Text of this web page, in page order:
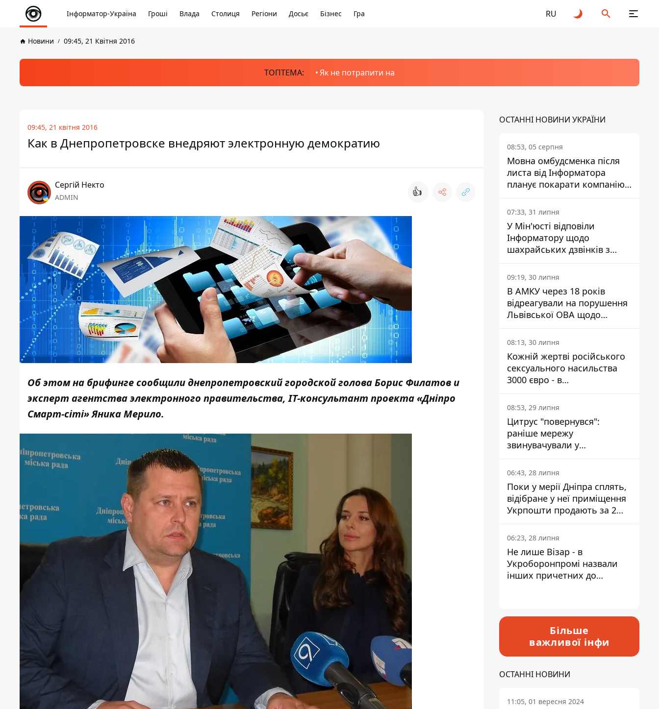
Інформатор-Україна Гроші Влада Столиця Регіони Досьє Бізнес Гра RU
Новини 09:45, 21 Квітня 2016
ТОПТЕМА: Як не потрапити на
09:45, 21 квітня 2016
Как в Днепропетровске внедряют электронную демократию
Сергій Некто
ADMIN 👍
Об этом на брифинге сообщили днепропетровский городской голова Борис Филатов и
эксперт агентства электронного правительства, IT-консультант проекта «Дніпро
Смарт-сіті» Яника Мерило.
ОСТАННІ НОВИНИ УКРАЇНИ
08:53, 05 серпня
Мовна омбудсменка після
листа від Інформатора
планує покарати компанію-
підрядника ПриватБанку
07:33, 31 липня
У Мін'юсті відповіли
Інформатору щодо
шахрайських дзвінків з
камери Сумського СІЗО так,
що ніхто нічого не зрозумів
09:19, 30 липня
В АМКУ через 18 років
відреагували на порушення
Львівської ОВА щодо
харчування у закладах
освіти
08:13, 30 липня
Кожній жертві російського
сексуального насильства
3000 євро - в
Мінсоцполітики пояснили
Інформатору, звідки на це
гроші
08:53, 29 липня
Цитрус "повернувся":
раніше мережу
звинувачували у
контрабанді техніки та
ухиленні від сплати
податків
06:43, 28 липня
Поки у мерії Дніпра сплять,
відібране у неї приміщення
Укрпошти продають за 2
мільйони
06:23, 28 липня
Не лише Візар - в
Укроборонпромі назвали
інших причетних до
Більше
важливої інфи
ОСТАННІ НОВИНИ
11:05, 01 вересня 2024